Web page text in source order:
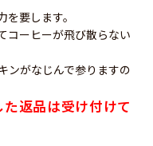
要します。
コーヒーが飛び散らない
ンがなじんで参りますの
返品は受け付けて